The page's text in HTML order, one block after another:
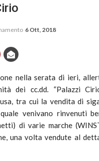
6 Ott, 2018
nella serata di ieri,
dei cc.dd. “Palazzi
tra cui la vendita di
venivano rinvenuti
di varie marche
una volta vendute al